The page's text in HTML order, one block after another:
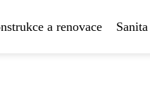
a renovace